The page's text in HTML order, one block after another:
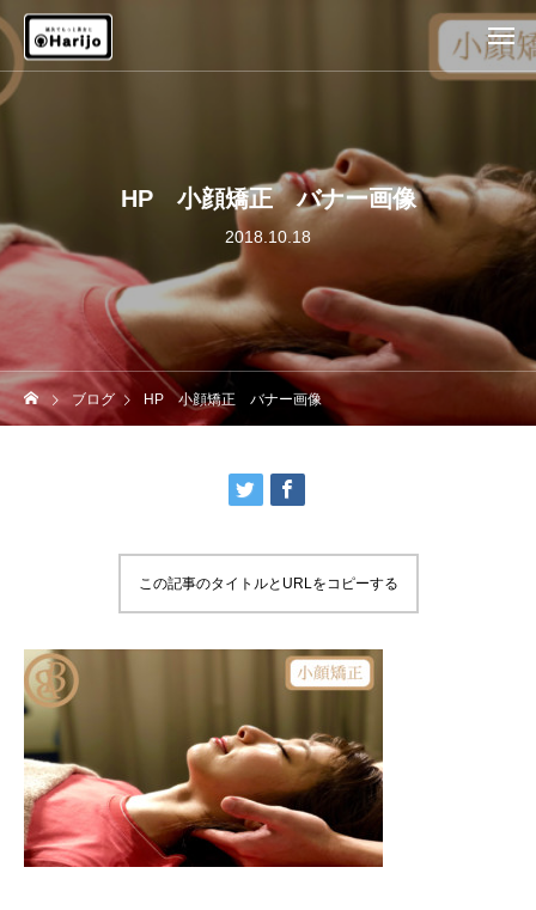
HP 小顔矯正 バナー画像
2018.10.18
ブログ HP 小顔矯正 バナー画像
この記事のタイトルとURLをコピーする